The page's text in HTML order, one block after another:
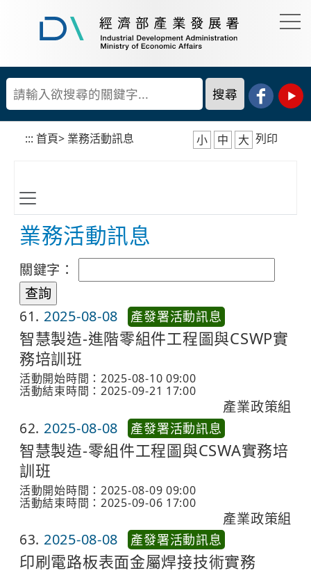
到
主
要
內
容
塊
濟
部
業
發
::: 首頁> 業務活動訊息 小 中 大 列印
業務活動訊息
關鍵字：
61 2025-08-08 產發署活動訊息
智慧製造-進階零組件工程圖與CSWP實
務培訓班
活動開始時間：2025-08-10 09:00
活動結束時間：2025-09-21 17:00
產業政策組
62 2025-08-08 產發署活動訊息
智慧製造-零組件工程圖與CSWA實務培
訓班
活動開始時間：2025-08-09 09:00
活動結束時間：2025-09-06 17:00
產業政策組
63 2025-08-08 產發署活動訊息
印刷電路板表面金屬焊接技術實務